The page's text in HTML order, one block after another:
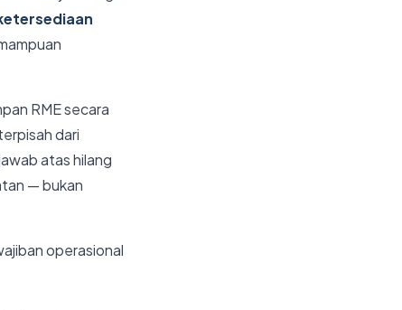
RME secara
dari
atas hilang
— bukan
operasional